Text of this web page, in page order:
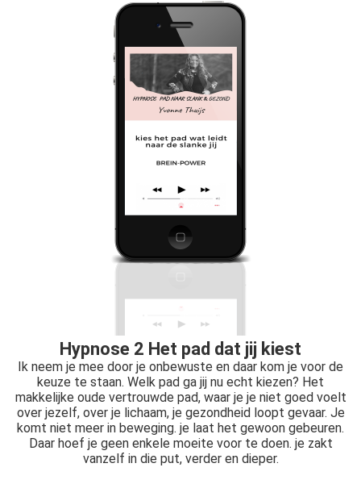
Hypnose 2 Het pad dat jij kiest
Ik neem je mee door je onbewuste en daar kom je voor de
keuze te staan. Welk pad ga jij nu echt kiezen? Het
makkelijke oude vertrouwde pad, waar je je niet goed voelt
over jezelf, over je lichaam, je gezondheid loopt gevaar. Je
komt niet meer in beweging. je laat het gewoon gebeuren.
Daar hoef je geen enkele moeite voor te doen. je zakt
vanzelf in die put, verder en dieper.